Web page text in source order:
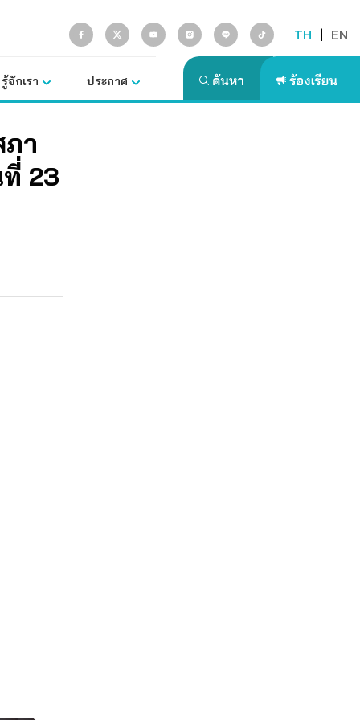
TH | EN
รู้จักเรา ประกาศ
า
23